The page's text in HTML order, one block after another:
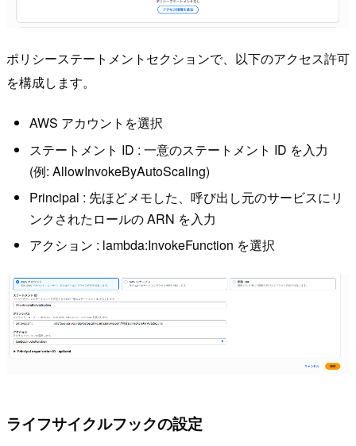
ポリシーステートメントセクションで、以下のアクセス許可
を構成します。
AWS アカウントを選択
ステートメント ID : 一意のステートメント ID を入力
(例: AllowInvokeByAutoScaling)
Principal : 先ほどメモした、呼び出し元のサービスにリ
ンクされたロールの ARN を入力
アクション : lambda:InvokeFunction を選択
ライフサイクルフックの設定